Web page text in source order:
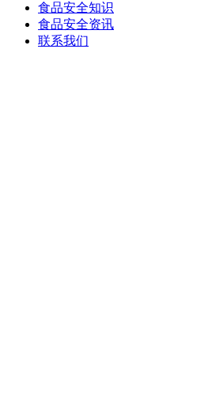
食品安全知识
食品安全资讯
联系我们